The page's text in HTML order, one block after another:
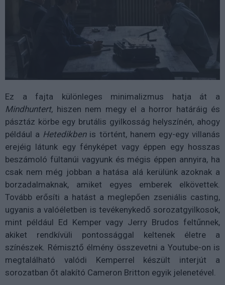
Ez a fajta különleges minimalizmus hatja át a
Mindhuntert, hiszen nem megy el a horror határáig és
pásztáz körbe egy brutális gyilkosság helyszínén, ahogy
például a Hetedikbenis történt, hanem egy-egy villanás
erejéig látunk egy fényképet vagy éppen egy hosszas
beszámoló fültanúi vagyunk és mégis éppen annyira, ha
csak nem még jobban a hatása alá kerülünk azoknak a
borzadalmaknak, amiket egyes emberek elkövettek.
Tovább erősíti a hatást a meglepően zseniális casting,
ugyanis a valóéletben is tevékenykedő sorozatgyilkosok,
mint például Ed Kemper vagy Jerry Brudos feltűnnek,
akiket rendkívüli pontossággal keltenek életre a
színészek. Rémisztő élmény összevetni a Youtube-on is
megtalálható valódi Kemperrel készült interjút a
sorozatban őt alakító Cameron Britton egyik jelenetével.